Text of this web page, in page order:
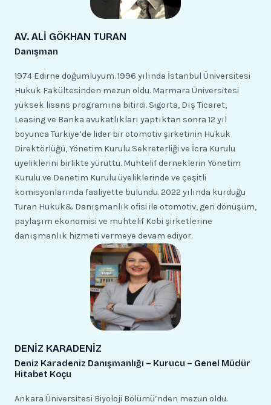
AV. ALİ GÖKHAN TURAN
Danışman
1974 Edirne doğumluyum. 1996 yılında İstanbul Üniversitesi
Hukuk Fakültesinden mezun oldu. Marmara Üniversitesi
yüksek lisans programına bitirdi. Sigorta, Dış Ticaret,
Leasing ve Banka avukatlıkları yaptıktan sonra 12 yıl
boyunca Türkiye’de lider bir otomotiv şirketinin Hukuk
Direktörlüğü, Yönetim Kurulu Sekreterliği ve İcra Kurulu
üyeliklerini birlikte yürüttü. Muhtelif derneklerin Yönetim
Kurulu ve Denetim Kurulu üyeliklerinde ve çeşitli
komisyonlarında faaliyette bulundu. 2022 yılında kurduğu
Turan Hukuk& Danışmanlık ofisi ile otomotiv, geri dönüşüm,
paylaşım ekonomisi ve muhtelif Kobi şirketlerine
danışmanlık hizmeti vermeye devam ediyor.
DENİZ KARADENİZ
Deniz Karadeniz Danışmanlığı – Kurucu – Genel Müdür
Hitabet Koçu
Ankara Üniversitesi Biyoloji Bölümü’nden mezun oldu.